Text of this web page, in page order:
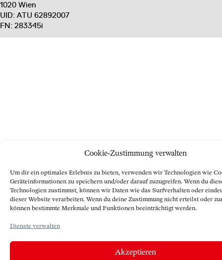
Cookie-Zustimmung verwalten
Um dir ein optimales Erlebnis zu bieten, verwenden wir Technologien wie
Geräteinformationen zu speichern und/oder darauf zuzugreifen. Wenn du
Technologien zustimmst, können wir Daten wie das Surfverhalten oder
dieser Website verarbeiten. Wenn du deine Zustimmung nicht erteilst oder
können bestimmte Merkmale und Funktionen beeinträchtigt werden.
Dienste verwalten
Akzeptieren
1020 Wien
UID: ATU 62892007
FN: 283345i